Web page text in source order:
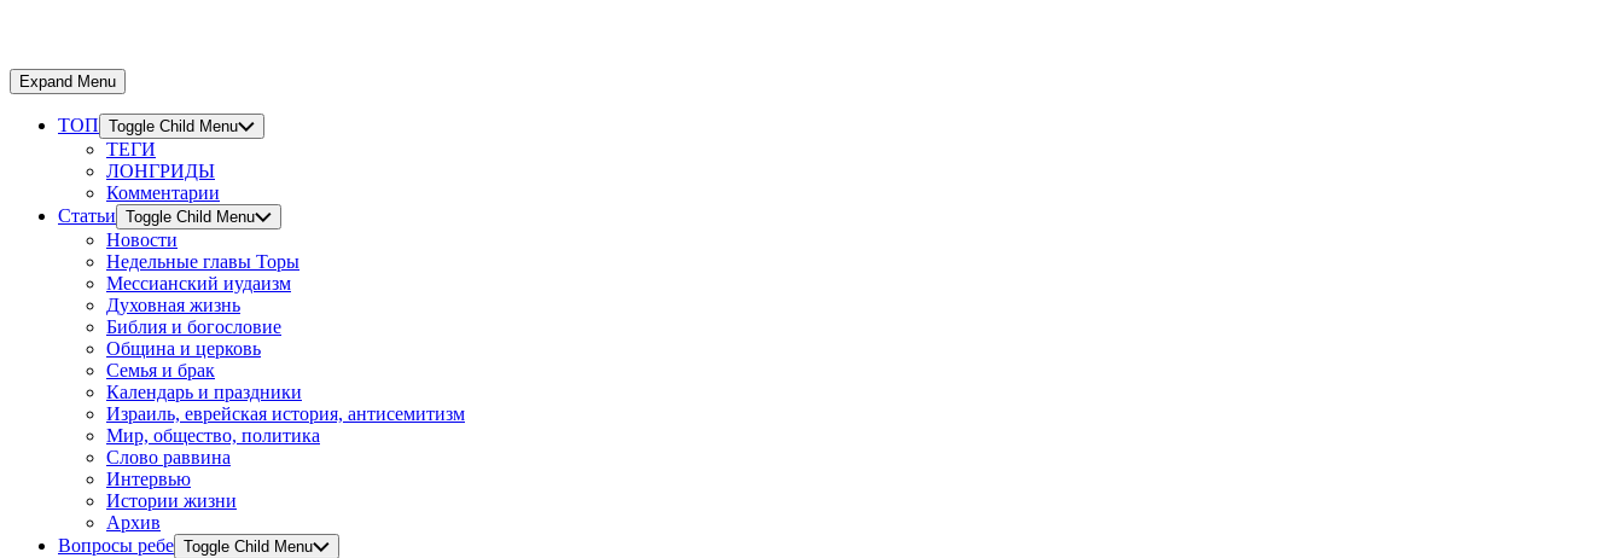
Expand Menu
ТОП Toggle Child Menu
ТЕГИ
ЛОНГРИДЫ
Комментарии
Статьи Toggle Child Menu
Новости
Недельные главы Торы
Мессианский иудаизм
Духовная жизнь
Библия и богословие
Община и церковь
Семья и брак
Календарь и праздники
Израиль, еврейская история, антисемитизм
Мир, общество, политика
Слово раввина
Интервью
Истории жизни
Архив
Вопросы ребе Toggle Child Menu